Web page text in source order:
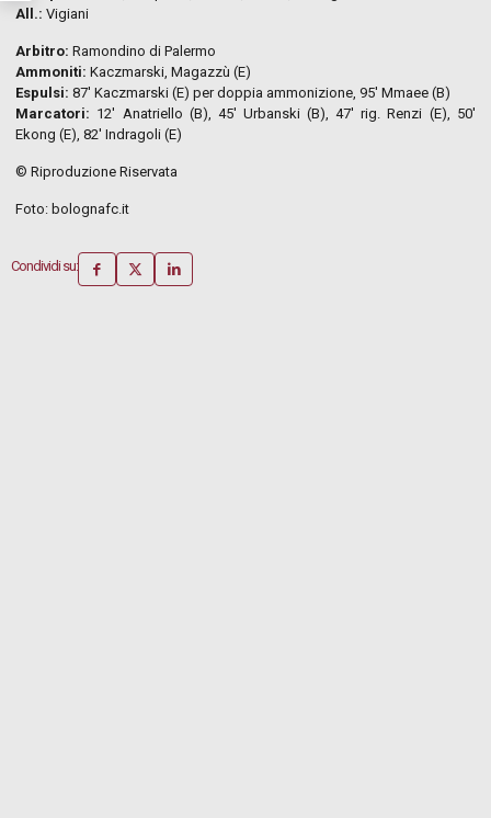
All.: Vigiani
Arbitro: Ramondino di Palermo
Ammoniti: Kaczmarski, Magazzù (E)
Espulsi: 87′ Kaczmarski (E) per doppia ammonizione, 95′ Mmaee (B)
Marcatori: 12′ Anatriello (B), 45′ Urbanski (B), 47′ rig. Renzi (E), 50′
Ekong (E), 82′ Indragoli (E)
© Riproduzione Riservata
Foto: bolognafc.it
Condividi su: